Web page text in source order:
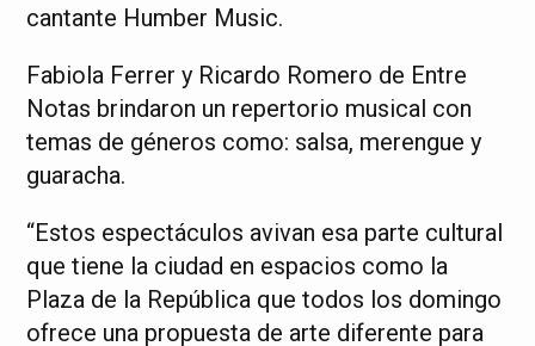
cantante Humber Music.
Fabiola Ferrer y Ricardo Romero de Entre
Notas brindaron un repertorio musical con
temas de géneros como: salsa, merengue y
guaracha.
“Estos espectáculos avivan esa parte cultural
que tiene la ciudad en espacios como la
Plaza de la República que todos los domingo
ofrece una propuesta de arte diferente para